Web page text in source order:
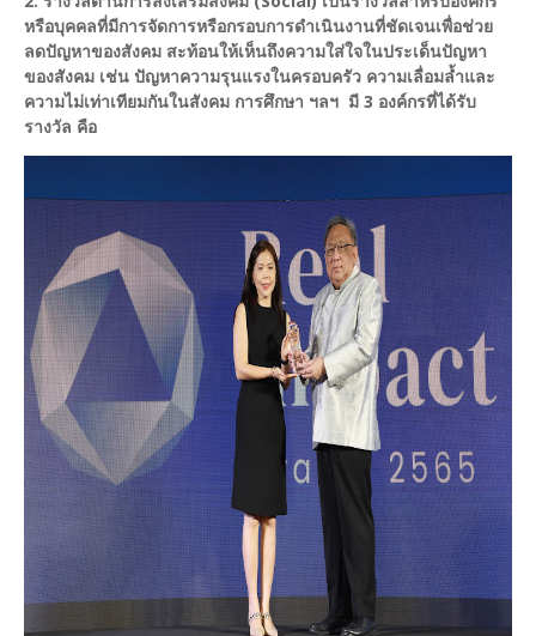
หรือบุคคลที่มีการจัดการหรือกรอบการดำเนินงานที่ชัดเจนเพื่อช่วย
ลดปัญหาของสังคม สะท้อนให้เห็นถึงความใส่ใจในประเด็นปัญหา
ของสังคม เช่น ปัญหาความรุนแรงในครอบครัว ความเลื่อมล้ำและ
ความไม่เท่าเทียมกันในสังคม การศึกษา ฯลฯ มี 3 องค์กรที่ได้รับ
รางวัล คือ